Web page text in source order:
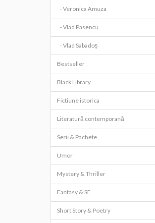
- Veronica Amuza
- Vlad Pasencu
- Vlad Sabadoș
Bestseller
Black Library
Fictiune istorica
Literatură contemporană
Serii & Pachete
Umor
Mystery & Thriller
Fantasy & SF
Short Story & Poetry